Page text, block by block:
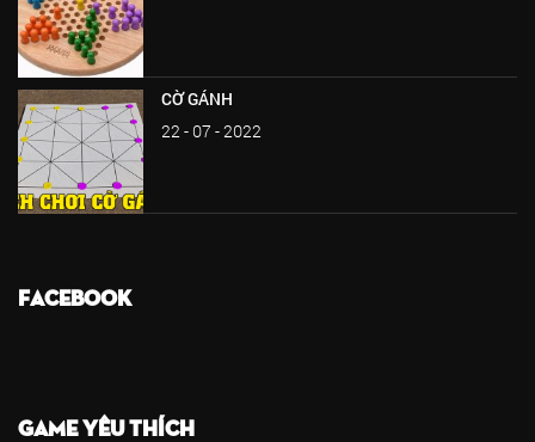
CỜ GÁNH
22 - 07 - 2022
FACEBOOK
GAME YÊU THÍCH